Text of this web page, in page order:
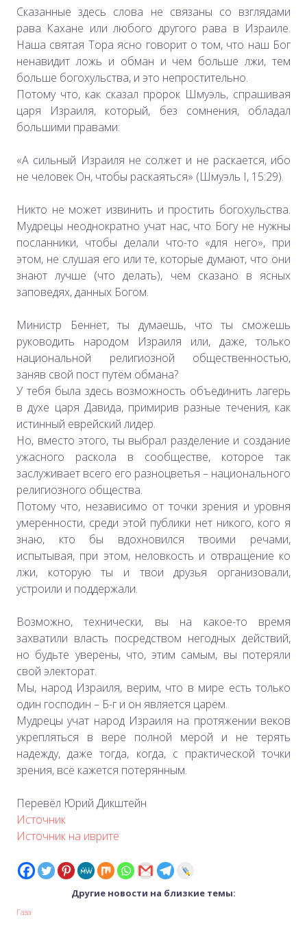
Сказанные здесь слова не связаны со взглядами
рава Кахане или любого другого рава в Израиле.
Наша святая Тора ясно говорит о том, что наш Бог
ненавидит ложь и обман и чем больше лжи, тем
больше богохульства, и это непростительно.
Потому что, как сказал пророк Шмуэль, спрашивая
царя Израиля, который, без сомнения, обладал
большими правами:
«А сильный Израиля не солжет и не раскается, ибо
не человек Он, чтобы раскаяться» (Шмуэль I, 15:29).
Никто не может извинить и простить богохульства.
Мудрецы неоднократно учат нас, что Богу не нужны
посланники, чтобы делали что-то «для него», при
этом, не слушая его или те, которые думают, что они
знают лучше (что делать), чем сказано в ясных
заповедях, данных Богом.
Министр Беннет, ты думаешь, что ты сможешь
руководить народом Израиля или, даже, только
национальной религиозной общественностью,
заняв свой пост путём обмана?
У тебя была здесь возможность объединить лагерь
в духе царя Давида, примирив разные течения, как
истинный еврейский лидер.
Но, вместо этого, ты выбрал разделение и создание
ужасного раскола в сообществе, которое так
заслуживает всего его разноцветья – национального
религиозного общества.
Потому что, независимо от точки зрения и уровня
умеренности, среди этой публики нет никого, кого я
знаю, кто бы вдохновился твоими речами,
испытывая, при этом, неловкость и отвращение ко
лжи, которую ты и твои друзья организовали,
устроили и поддержали.
Возможно, технически, вы на какое-то время
захватили власть посредством негодных действий,
но будьте уверены, что, этим самым, вы потеряли
свой электорат.
Мы, народ Израиля, верим, что в мире есть только
один господин – Б-г и он является царём.
Мудрецы учат народ Израиля на протяжении веков
укрепляться в вере полной мерой и не терять
надежду, даже тогда, когда, с практической точки
зрения, всё кажется потерянным.
Перевёл Юрий Дикштейн
Источник
Источник на иврите
Другие новости на близкие темы:
Газа